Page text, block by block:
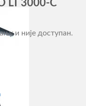
LT 3000-C
и није доступан.